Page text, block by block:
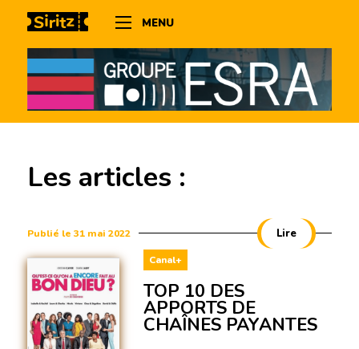
MENU
Les articles :
Publié le 31 mai 2022
Canal+
Lire
TOP 10 DES
APPORTS DE
CHAÎNES PAYANTES